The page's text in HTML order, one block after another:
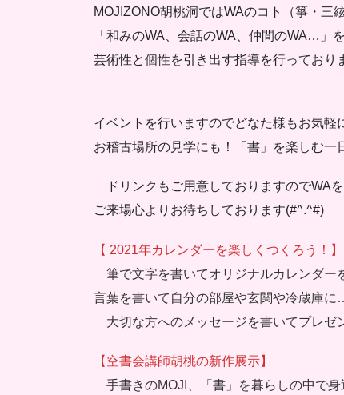
MOJIZONO胡桃洞ではWAのコト（箏・三
「和みのWA、会話のWA、仲間のWA…」
芸術性と個性を引き出す指導を行っており
イベントを行いますのでどなた様もお気軽
お稽古場所の見学にも！「書」を楽しむ一
ドリンクもご用意しておりますのでWA
ご来場心よりお待ちしております(#^.^#)
【 2021年カレンダーを楽しくつくろう！
筆で文字を書いてオリジナルカレンダー
言葉を書いて自分の部屋や玄関や冷蔵庫
大切な方へのメッセージを書いてプレゼ
【空書会講師胡桃の新作展示】
手書きのMOJI、「書」を暮らしの中で身